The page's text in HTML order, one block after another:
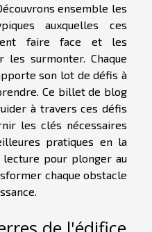
ensemble les
auxquelles ces
faire face et les
surmonter. Chaque
son lot de défis à
Ce billet de blog
à travers ces défis
les clés nécessaires
pratiques en la
pour plonger au
chaque obstacle